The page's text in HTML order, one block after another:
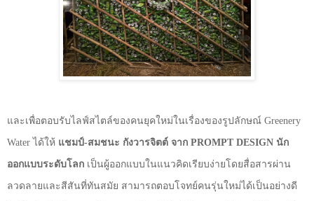
และเพื่อตอบรับไลฟ์สไตล์ของคนยุคใหม่ในเรื่องของรูปลักษณ์ Greenery
Waterได้ให้ แชมป์-สมชนะ กังวารจิตต์ จาก PROMPT DESIGN นัก
ออกแบบระดับโลก เป็นผู้ออกแบบในแนวคิดเรียบง่ายโดยสื่อสารผ่าน
ลวดลายและสีสันที่ทันสมัย สามารถตอบโจทย์คนรุ่นใหม่ได้เป็นอย่างดี